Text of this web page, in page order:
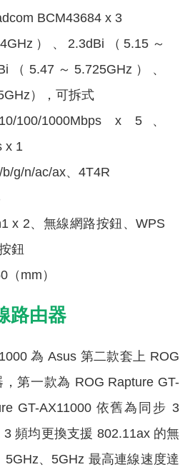
BCM43684 x 3
）、2.3dBi（5.15～
（5.47～5.725GHz）、
），可拆式
1000Mbps x 5、
x 1
g/n/ac/ax、4T4R
x 2、無線網路按鈕、WPS
鈕
（mm）
路由器
為 Asus 第二款套上 ROG
第一款為 ROG Rapture GT-
GT-AX11000 依舊為同步 3
頻均更換支援 802.11ax 的無
、5GHz 最高連線速度達